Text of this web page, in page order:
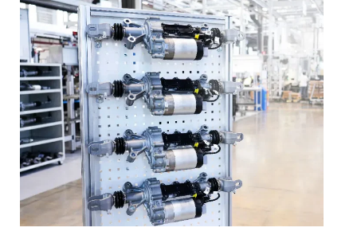
Username
Password
Ricordami
Accedi